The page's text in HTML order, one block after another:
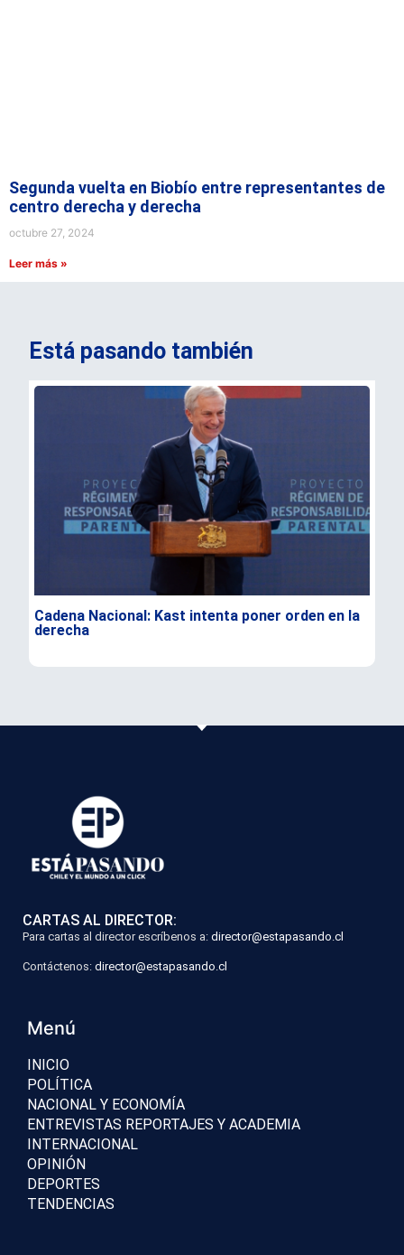
Segunda vuelta en Biobío entre representantes de
centro derecha y derecha
octubre 27, 2024
Leer más »
Está pasando también
Cadena Nacional: Kast intenta poner orden en la
derecha
CARTAS AL DIRECTOR:
Para cartas al director escríbenos a: director@estapasando.cl
Contáctenos: director@estapasando.cl
Menú
INICIO
POLÍTICA
NACIONAL Y ECONOMÍA
ENTREVISTAS REPORTAJES Y ACADEMIA
INTERNACIONAL
OPINIÓN
DEPORTES
TENDENCIAS